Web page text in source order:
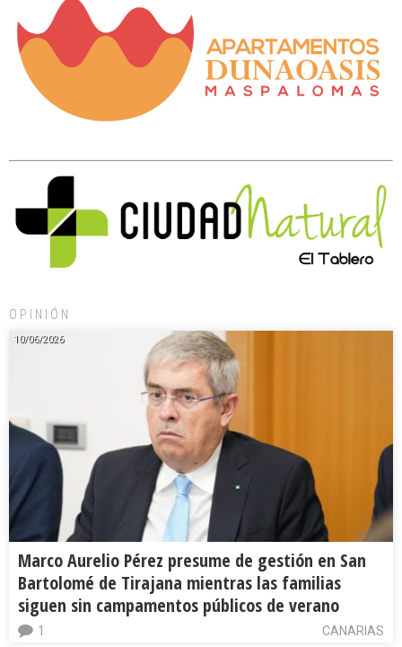
OPINIÓN
10/06/2026
Marco Aurelio Pérez presume de gestión en San
Bartolomé de Tirajana mientras las familias
siguen sin campamentos públicos de verano
CANARIAS
1